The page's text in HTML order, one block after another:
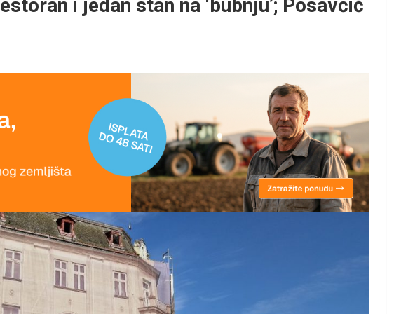
i jedan stan na ‘bubnju’; Posavčić